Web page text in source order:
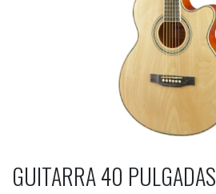
GUITARRA 40 PULGADAS